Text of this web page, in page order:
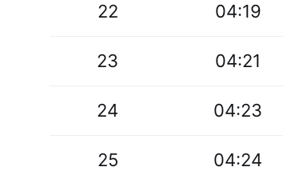
22 04:19
23 04:21
24 04:23
25 04:24